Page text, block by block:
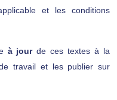
et les conditions
à jourde ces textes à la
travail et les publier sur